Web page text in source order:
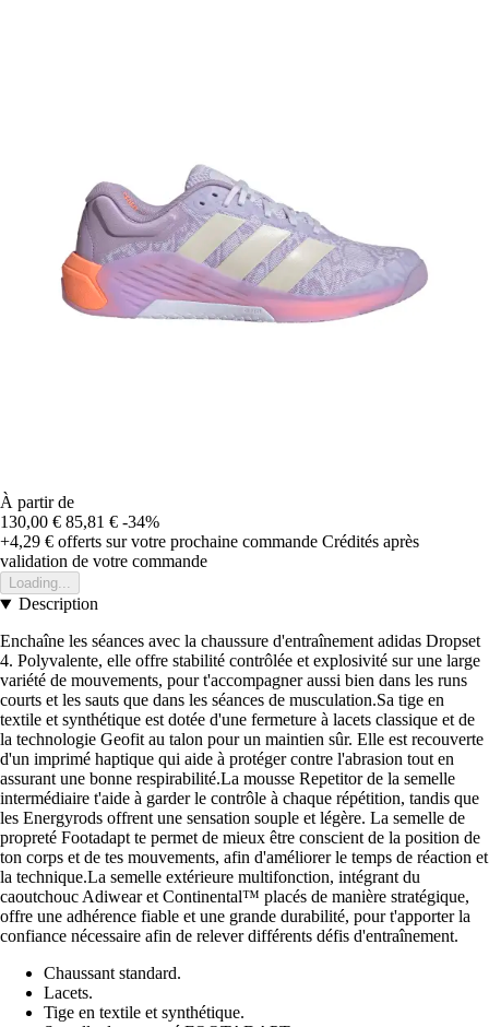
À partir de
130,00 € 85,81 € -34%
+4,29 € offerts sur votre prochaine commande Crédités après
validation de votre commande
Loading...
Description
Enchaîne les séances avec la chaussure d'entraînement adidas Dropset
4. Polyvalente, elle offre stabilité contrôlée et explosivité sur une large
variété de mouvements, pour t'accompagner aussi bien dans les runs
courts et les sauts que dans les séances de musculation.Sa tige en
textile et synthétique est dotée d'une fermeture à lacets classique et de
la technologie Geofit au talon pour un maintien sûr. Elle est recouverte
d'un imprimé haptique qui aide à protéger contre l'abrasion tout en
assurant une bonne respirabilité.La mousse Repetitor de la semelle
intermédiaire t'aide à garder le contrôle à chaque répétition, tandis que
les Energyrods offrent une sensation souple et légère. La semelle de
propreté Footadapt te permet de mieux être conscient de la position de
ton corps et de tes mouvements, afin d'améliorer le temps de réaction et
la technique.La semelle extérieure multifonction, intégrant du
caoutchouc Adiwear et Continental™ placés de manière stratégique,
offre une adhérence fiable et une grande durabilité, pour t'apporter la
confiance nécessaire afin de relever différents défis d'entraînement.
Chaussant standard.
Lacets.
Tige en textile et synthétique.